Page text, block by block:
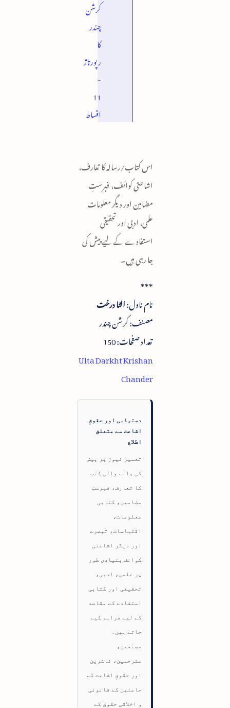
کرشن
چندر
کا
رپورتاژ
-
11
اقساط
اس کتاب/رسالہ کا تعارف،
اشاعتی کوائف، فہرستِ
مضامین اور دیگر معلومات
علمی، ادبی اور تحقیقی
استفادے کے لیے پیش کی
جا رہی ہیں۔
***
نام ناول:الٹا درخت
مصنف: کرشن چندر
تعداد صفحات: 150
Ulta Darkht Krishan
Chander
دستیابی اور حقوقِ
اشاعت سے متعلق
اطلاع
تعمیر نیوز پر پیش
کی جانے والی کتب
کا تعارف، فہرستِ
مضامین، کتابی
معلومات،
اقتباسات، تبصرے
اور دیگر اشاعتی
کوائف بنیادی طور
پر علمی، ادبی،
تحقیقی اور کتابی
استفادے کے مقاصد
کے لیے فراہم کیے
جاتے ہیں۔
مصنفین،
مترجمین، ناشرین
اور حقوقِ اشاعت کے
حاملین کے قانونی
و اخلاقی حقوق کے